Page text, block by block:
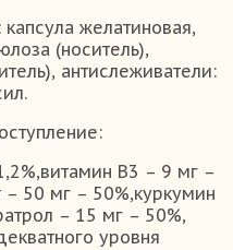
желатиновая,
(носитель),
антислеживатели:
В3 – 9 мг –
– 50 мг – 50%,куркумин
– 15 мг – 50%,
уровня